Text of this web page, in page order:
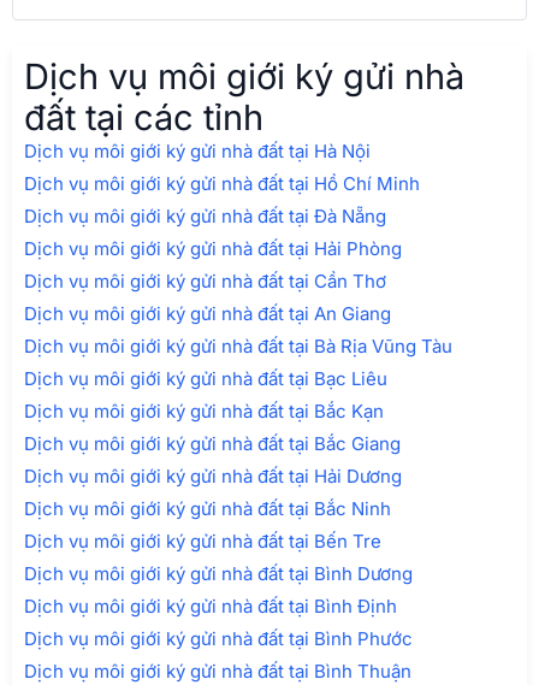
Dịch vụ môi giới ký gửi nhà
đất tại các tỉnh
Dịch vụ môi giới ký gửi nhà đất tại Hà Nội
Dịch vụ môi giới ký gửi nhà đất tại Hồ Chí Minh
Dịch vụ môi giới ký gửi nhà đất tại Đà Nẵng
Dịch vụ môi giới ký gửi nhà đất tại Hải Phòng
Dịch vụ môi giới ký gửi nhà đất tại Cần Thơ
Dịch vụ môi giới ký gửi nhà đất tại An Giang
Dịch vụ môi giới ký gửi nhà đất tại Bà Rịa Vũng Tàu
Dịch vụ môi giới ký gửi nhà đất tại Bạc Liêu
Dịch vụ môi giới ký gửi nhà đất tại Bắc Kạn
Dịch vụ môi giới ký gửi nhà đất tại Bắc Giang
Dịch vụ môi giới ký gửi nhà đất tại Hải Dương
Dịch vụ môi giới ký gửi nhà đất tại Bắc Ninh
Dịch vụ môi giới ký gửi nhà đất tại Bến Tre
Dịch vụ môi giới ký gửi nhà đất tại Bình Dương
Dịch vụ môi giới ký gửi nhà đất tại Bình Định
Dịch vụ môi giới ký gửi nhà đất tại Bình Phước
Dịch vụ môi giới ký gửi nhà đất tại Bình Thuận